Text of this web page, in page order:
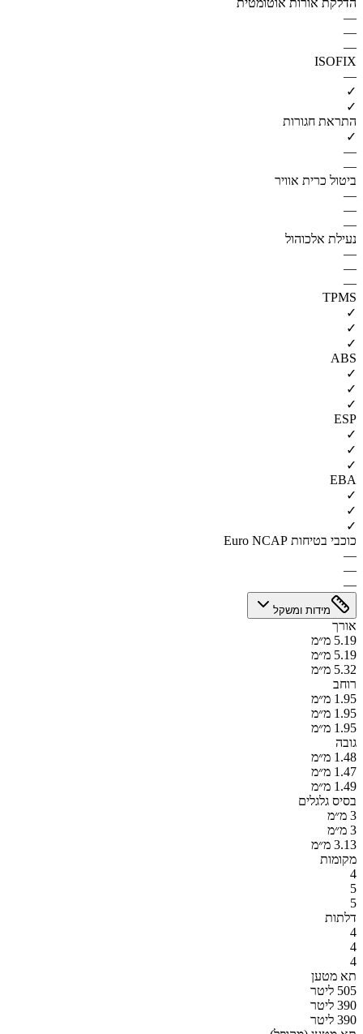
—
—
—
ISOFIX
—
✓
✓
התראת חגורות
✓
—
—
ביטול כרית אוויר
—
—
—
נעילת אלכוהול
—
—
—
TPMS
✓
✓
✓
ABS
✓
✓
✓
ESP
✓
✓
✓
EBA
✓
✓
✓
כוכבי בטיחות Euro NCAP
—
—
—
מידות ומשקל
אורך
5.19 מ״מ
5.19 מ״מ
5.32 מ״מ
רוחב
1.95 מ״מ
1.95 מ״מ
1.95 מ״מ
גובה
1.48 מ״מ
1.47 מ״מ
1.49 מ״מ
בסיס גלגלים
3 מ״מ
3 מ״מ
3.13 מ״מ
מקומות
4
5
5
דלתות
4
4
4
תא מטען
505 ליטר
390 ליטר
390 ליטר